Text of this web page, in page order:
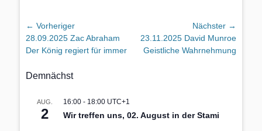
Beitragsnavigation
← Vorheriger
Vorheriger
Beitrag:
28.09.2025 Zac Abraham
Der König regiert für immer
Nächster →
Nächster
Beitrag:
23.11.2025 David Munroe
Geistliche Wahrnehmung
Demnächst
AUG.
2
16:00 - 18:00 UTC+1
Wir treffen uns, 02. August in der Stami